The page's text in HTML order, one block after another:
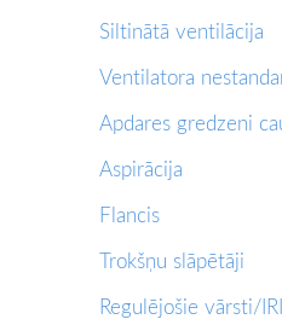
Siltinātā ventilācija
Ventilatora
Apdares gredzeni
Aspirācija
Flancis
Trokšņu slāpētāji
Regulējošie vārsti/